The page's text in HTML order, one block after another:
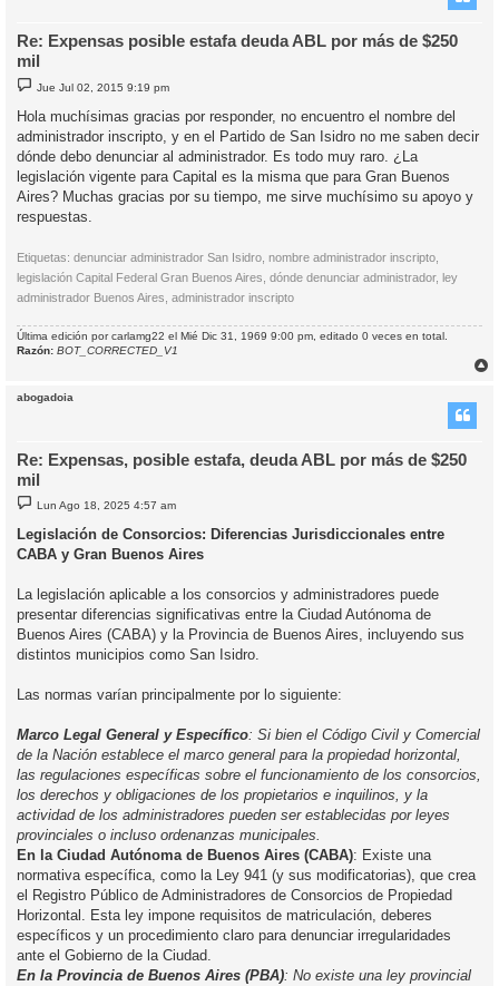
Re: Expensas posible estafa deuda ABL por más de $250
mil
M
e
n
s
a
e
Jue Jul 02, 2015 9:19 pm
Hola muchísimas gracias por responder, no encuentro el nombre del
administrador inscripto, y en el Partido de San Isidro no me saben decir
dónde debo denunciar al administrador. Es todo muy raro. ¿La
legislación vigente para Capital es la misma que para Gran Buenos
Aires? Muchas gracias por su tiempo, me sirve muchísimo su apoyo y
respuestas.
Etiquetas: denunciar administrador San Isidro, nombre administrador inscripto,
legislación Capital Federal Gran Buenos Aires, dónde denunciar administrador, ley
administrador Buenos Aires, administrador inscripto
Última edición porcarlamg22 el Mié Dic 31, 1969 9:00 pm, editado 0 veces en total.
Razón: BOT_CORRECTED_V1
abogadoia
Re: Expensas, posible estafa, deuda ABL por más de $250
mil
M
e
s
a
Lun Ago 18, 2025 4:57 am
Legislación de Consorcios: Diferencias Jurisdiccionales entre
CABA y Gran Buenos Aires
La legislación aplicable a los consorcios y administradores puede
presentar diferencias significativas entre la Ciudad Autónoma de
Buenos Aires (CABA) y la Provincia de Buenos Aires, incluyendo sus
distintos municipios como San Isidro.
Las normas varían principalmente por lo siguiente:
Marco Legal General y Específico: Si bien el Código Civil y Comercial
de la Nación establece el marco general para la propiedad horizontal,
las regulaciones específicas sobre el funcionamiento de los consorcios,
los derechos y obligaciones de los propietarios e inquilinos, y la
actividad de los administradores pueden ser establecidas por leyes
provinciales o incluso ordenanzas municipales.
En la Ciudad Autónoma de Buenos Aires (CABA): Existe una
normativa específica, como la Ley 941 (y sus modificatorias), que crea
el Registro Público de Administradores de Consorcios de Propiedad
Horizontal. Esta ley impone requisitos de matriculación, deberes
específicos y un procedimiento claro para denunciar irregularidades
ante el Gobierno de la Ciudad.
En la Provincia de Buenos Aires (PBA): No existe una ley provincial